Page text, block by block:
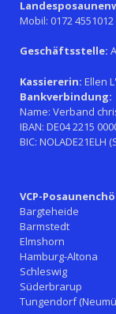
Mobil: 0172 4551012
Geschäftsstelle:
Kassiererin: Ellen
Bankverbindung:
Name: Verband
IBAN: DE04 2215
BIC:
VCP-
Bargteheide
Barmstedt
Elmshorn
Hamburg-Altona
Schleswig
Süderbrarup
Tungendorf